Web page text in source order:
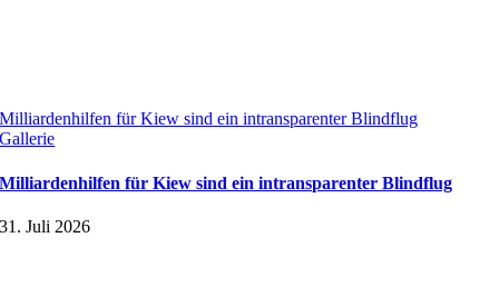
Milliardenhilfen für Kiew sind ein intransparenter Blindflug
Gallerie
Milliardenhilfen für Kiew sind ein intransparenter Blindflug
31. Juli 2026